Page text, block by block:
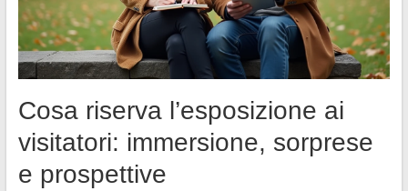
Cosa riserva l’esposizione ai
visitatori: immersione, sorprese
e prospettive